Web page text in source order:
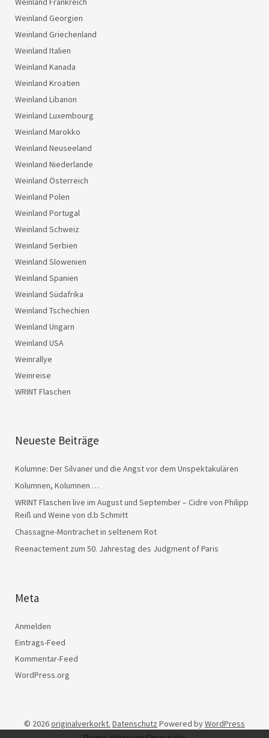
Weinland Georgien
Weinland Griechenland
Weinland Italien
Weinland Kanada
Weinland Kroatien
Weinland Libanon
Weinland Luxembourg
Weinland Marokko
Weinland Neuseeland
Weinland Niederlande
Weinland Österreich
Weinland Polen
Weinland Portugal
Weinland Schweiz
Weinland Serbien
Weinland Slowenien
Weinland Spanien
Weinland Südafrika
Weinland Tschechien
Weinland Ungarn
Weinland USA
Weinrallye
Weinreise
WRINT Flaschen
Neueste Beiträge
Kolumne: Der Silvaner und die Angst vor dem Unspektakulären
Kolumnen, Kolumnen …
WRINT Flaschen live im August und September – Cidre von Philipp
Reiß und Weine von d.b Schmitt
Chassagne-Montrachet in seltenem Rot
Reenactement zum 50. Jahrestag des Judgment of Paris
Meta
Anmelden
Eintrags-Feed
Kommentar-Feed
WordPress.org
© 2026originalverkorkt. Datenschutz Powered byWordPress